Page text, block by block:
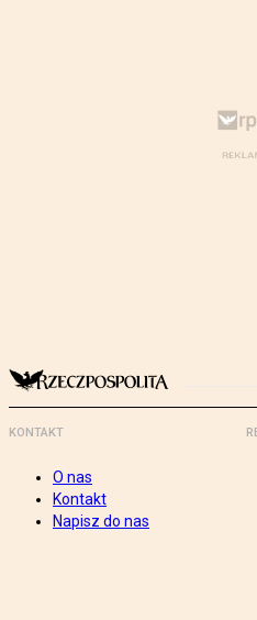
KONTAKT
O nas
Kontakt
Napisz do nas